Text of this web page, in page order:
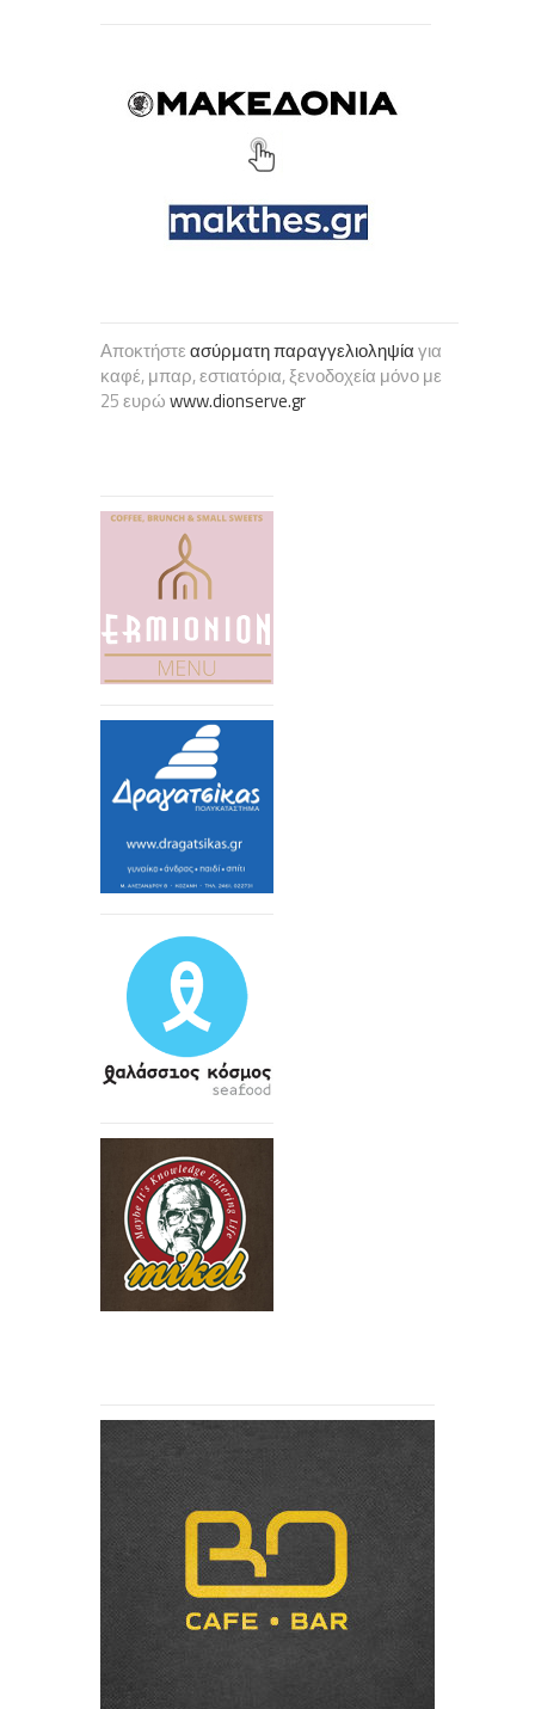
Αποκτήστεασύρματη παραγγελιοληψίαγια
καφέ, μπαρ, εστιατόρια, ξενοδοχεία μόνο με
25 ευρώwww.dionserve.gr